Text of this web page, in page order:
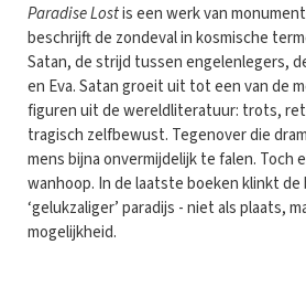
Paradise Lostis een werk van
beschrijft de zondeval in kosmische
Satan, de strijd tussen engelenlegers,
en Eva. Satan groeit uit tot een van de
figuren uit de wereldliteratuur: trots,
tragisch zelfbewust. Tegenover die
mens bijna onvermijdelijk te falen. Toch
wanhoop. In de laatste boeken klinkt de
‘gelukzaliger’ paradijs - niet als plaats,
mogelijkheid.